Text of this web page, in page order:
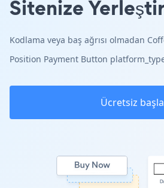
Sitenize
Kodlama veya baş ağrısı olmadan
Position Payment Button
Ücretsiz